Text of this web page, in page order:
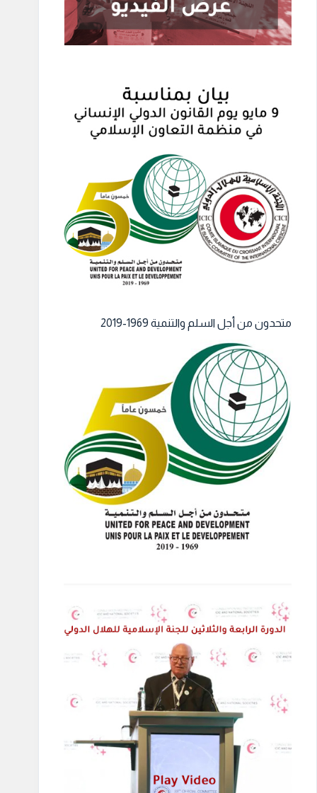
متحدون من أجل السلم والتنمية 1969-2019